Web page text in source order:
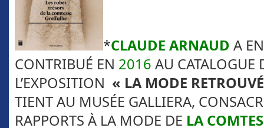
*CLAUDE ARNAUD A
CONTRIBUÉ EN 2016 AU CATALOGUE
L’EXPOSITION « LA MODE
TIENT AU MUSÉE GALLIERA,
RAPPORTS À LA MODE DE LA